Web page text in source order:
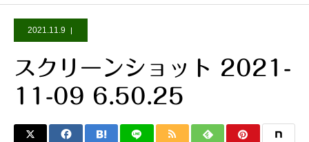
2021.11.9
スクリーンショット 2021-
11-09 6.50.25